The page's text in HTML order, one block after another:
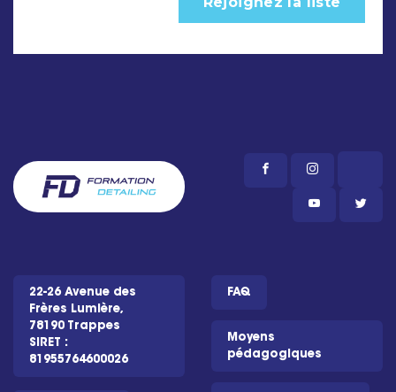
22-26 Avenue des
Frères Lumière,
78190 Trappes
SIRET :
81955764600026
FAQ
Moyens
pédagogiques